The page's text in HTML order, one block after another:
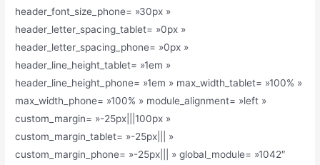
header_font_size_phone= »30px »
header_letter_spacing_tablet= »0px »
header_letter_spacing_phone= »0px »
header_line_height_tablet= »1em »
header_line_height_phone= »1em » max_width_tablet= »100% »
max_width_phone= »100% » module_alignment= »left »
custom_margin= »-25px|||100px »
custom_margin_tablet= »-25px||| »
custom_margin_phone= »-25px||| » global_module= »1042″